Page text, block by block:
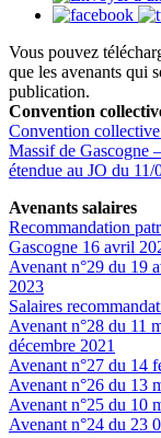
Vous pouvez
que les avenants qui
publication.
Convention
Convention
Massif de Gascogne
étendue au JO du
Avenants salaires
Recommandation
Gascogne 16 avril
Avenant n°29 du 19
2023
Salaires
Avenant n°28 du 11
décembre 2021
Avenant n°27 du 14
Avenant n°26 du 13
Avenant n°25 du 10
Avenant n°24 du 23